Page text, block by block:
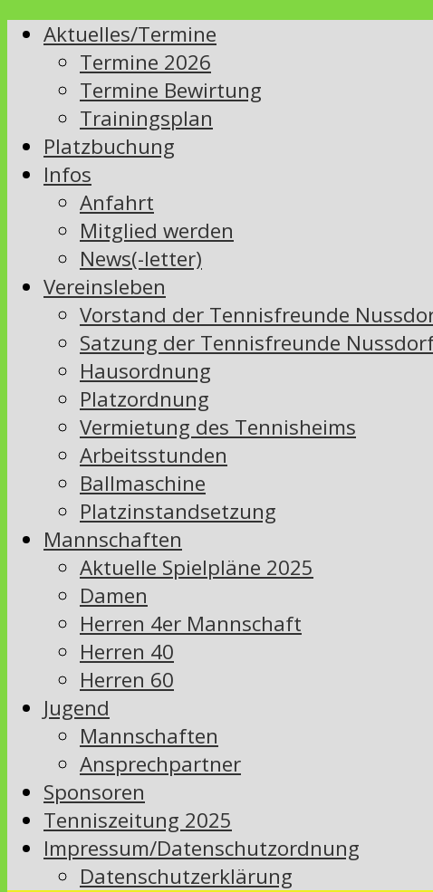
Aktuelles/Termine
Termine 2026
Termine Bewirtung
Trainingsplan
Platzbuchung
Infos
Anfahrt
Mitglied werden
News(-letter)
Vereinsleben
Vorstand der Tennisfreunde
Satzung der Tennisfreunde
Hausordnung
Platzordnung
Vermietung des Tennisheims
Arbeitsstunden
Ballmaschine
Platzinstandsetzung
Mannschaften
Aktuelle Spielpläne 2025
Damen
Herren 4er Mannschaft
Herren 40
Herren 60
Jugend
Mannschaften
Ansprechpartner
Sponsoren
Tenniszeitung 2025
Impressum/Datenschutzordnung
Datenschutzerklärung